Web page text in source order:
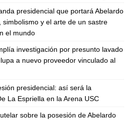
presidencial que portará Abelardo
simbolismo y el arte de un sastre
el mundo
investigación por presunto lavado
a nuevo proveedor vinculado al
presidencial: así será la
La Espriella en la Arena USC
sobre la posesión de Abelardo